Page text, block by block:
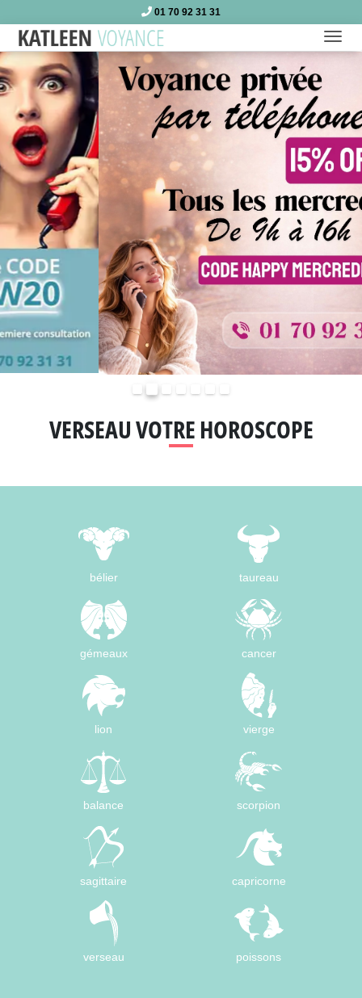
01 70 92 31 31
VERSEAU VOTRE HOROSCOPE
bélier taureau
gémeaux cancer
lion vierge
balance scorpion
sagittaire capricorne
verseau poissons